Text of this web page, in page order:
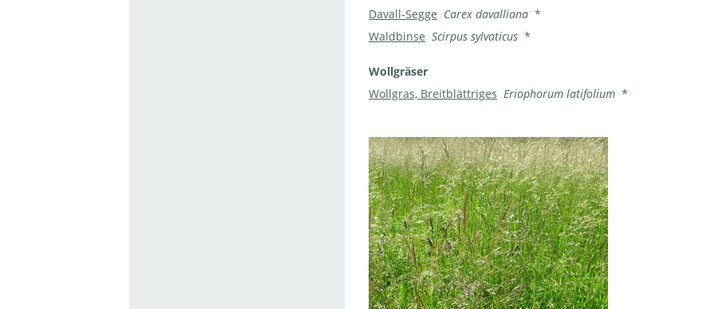
Davall-Segge Carex davalliana *
Waldbinse Scirpus sylvaticus *
Wollgräser
Wollgras, Breitblättriges Eriophorum latifolium *